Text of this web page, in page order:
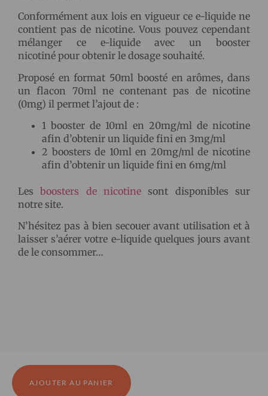
Conformément aux lois en vigueur ce e-liquide ne
contient pas de nicotine. Vous pouvez cependant
mélanger ce e-liquide avec un booster
nicotiné pour obtenir le dosage souhaité.
Proposé en format 50ml boosté en arômes, dans
un flacon 70ml ne contenant pas de nicotine
(0mg) il permet l’ajout de :
1 booster de 10ml en 20mg/ml de nicotine
afin d’obtenir un liquide fini en 3mg/ml
2 boosters de 10ml en 20mg/ml de nicotine
afin d’obtenir un liquide fini en 6mg/ml
Lesboosters de nicotine sont disponibles sur
notre site.
N’hésitez pas à bien secouer avant utilisation et à
laisser s’aérer votre e-liquide quelques jours avant
de le consommer…
AJOUTER AU PANIER